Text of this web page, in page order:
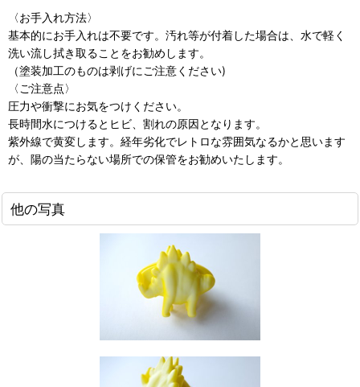
〈お手入れ方法〉
基本的にお手入れは不要です。汚れ等が付着した場合は、水で軽く
洗い流し拭き取ることをお勧めします。
（塗装加工のものは剥げにご注意ください)
〈ご注意点〉
圧力や衝撃にお気をつけください。
長時間水につけるとヒビ、割れの原因となります。
紫外線で黄変します。経年劣化でレトロな雰囲気なるかと思います
が、陽の当たらない場所での保管をお勧めいたします。
他の写真